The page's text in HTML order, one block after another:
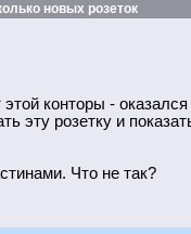
новых розеток
конторы -
эту розетку и
Что не так?